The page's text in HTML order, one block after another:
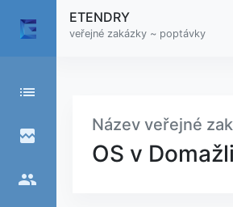
list
broken_image
people
ETENDRY
veřejné zakázky ~ poptávky
Název veřejné
OS v